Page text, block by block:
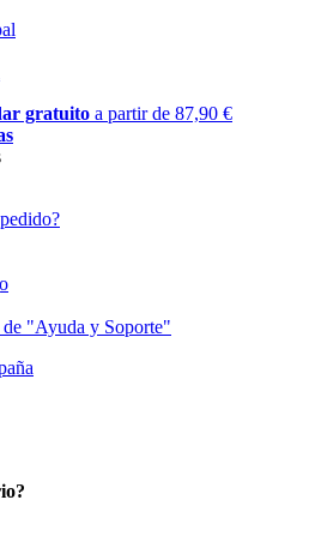
gratuito a partir de 87,90 €
de "Ayuda y Soporte"